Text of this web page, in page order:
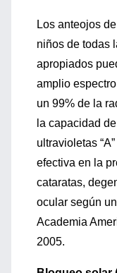
Los anteojos
niños de todas
apropiados
amplio
un 99% de la
la capacidad
ultravioletas
efectiva en la
cataratas,
ocular según
Academia
2005.